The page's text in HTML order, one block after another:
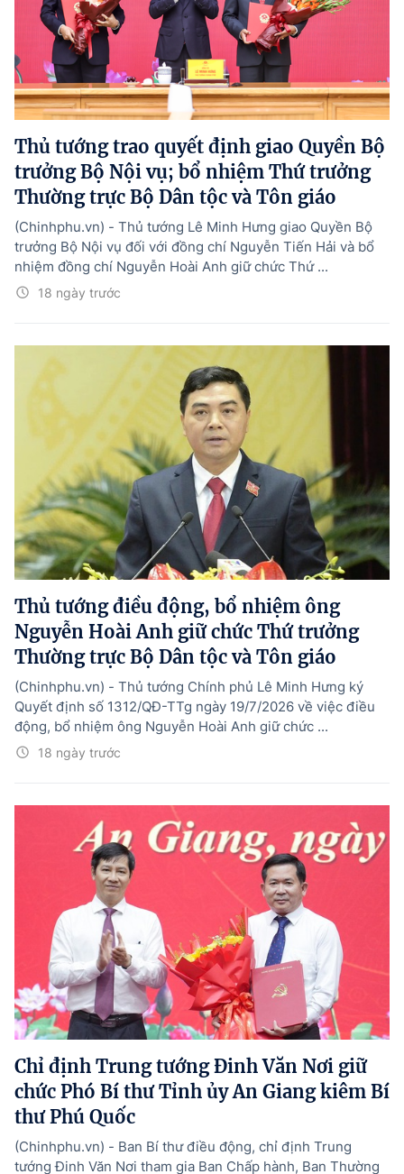
Thủ tướng trao quyết định giao Quyền Bộ
trưởng Bộ Nội vụ; bổ nhiệm Thứ trưởng
Thường trực Bộ Dân tộc và Tôn giáo
18 ngày trước
(Chinhphu.vn) - Thủ tướng Lê Minh Hưng giao Quyền Bộ
trưởng Bộ Nội vụ đối với đồng chí Nguyễn Tiến Hải và bổ
nhiệm đồng chí Nguyễn Hoài Anh giữ chức Thứ ...
Thủ tướng điều động, bổ nhiệm ông
Nguyễn Hoài Anh giữ chức Thứ trưởng
Thường trực Bộ Dân tộc và Tôn giáo
18 ngày trước
(Chinhphu.vn) - Thủ tướng Chính phủ Lê Minh Hưng ký
Quyết định số 1312/QĐ-TTg ngày 19/7/2026 về việc điều
động, bổ nhiệm ông Nguyễn Hoài Anh giữ chức ...
Chỉ định Trung tướng Đinh Văn Nơi giữ
chức Phó Bí thư Tỉnh ủy An Giang kiêm Bí
thư Phú Quốc
(Chinhphu.vn) - Ban Bí thư điều động, chỉ định Trung
tướng Đinh Văn Nơi tham gia Ban Chấp hành, Ban Thường